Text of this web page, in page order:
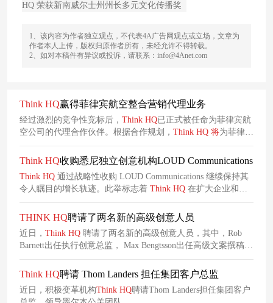
HQ 荣获新南威尔士州州长多元文化传播奖
1、该内容为作者独立观点，不代表4A广告网观点或立场，文章为
作者本人上传，版权归原作者所有，未经允许不得转载。
2、如对本稿件有异议或投诉，请联系：info@4Anet.com
Think HQ赢得菲律宾航空整合营销代理业务
经过激烈的竞争性竞标后， Think HQ已正式被任命为菲律宾航
空公司的代理合作伙伴。根据合作规划， Think HQ 将为菲律宾
航空打造覆盖付费媒体、赢得媒体及影响力活动的全面整合式
广告与公关传播方案，进一步激发游客的旅行需求。
Think HQ收购悉尼独立创意机构LOUD Communications
Think HQ 通过战略性收购 LOUD Communications 继续保持其
令人瞩目的增长轨迹。此举标志着 Think HQ 在扩大企业和创
意能力方面迈出了重要一步。
THINK HQ聘请了两名新的高级创意人员
近日， Think HQ 聘请了两名新的高级创意人员，其中，Rob
Barnett出任执行创意总监， Max Bengtsson出任高级文案撰稿
人。
Think HQ聘请 Thom Landers 担任集团客户总监
近日，积极变革机构Think HQ聘请Thom Landers担任集团客户